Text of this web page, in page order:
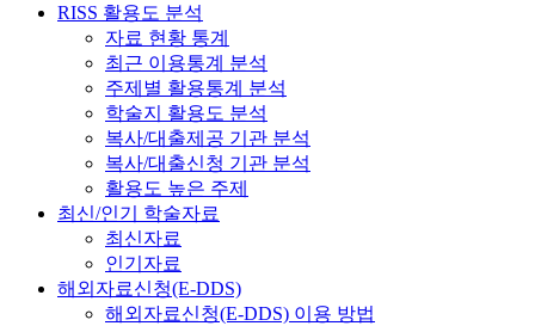
RISS 활용도 분석
자료 현황 통계
최근 이용통계 분석
주제별 활용통계 분석
학술지 활용도 분석
복사/대출제공 기관 분석
복사/대출신청 기관 분석
활용도 높은 주제
최신/인기 학술자료
최신자료
인기자료
해외자료신청(E-DDS)
해외자료신청(E-DDS) 이용 방법